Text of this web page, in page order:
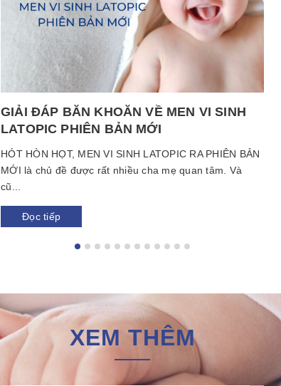
GIẢI ĐÁP BĂN KHOĂN VỀ MEN VI SINH
LATOPIC PHIÊN BẢN MỚI
HÓT HÒN HỌT, MEN VI SINH LATOPIC RA PHIÊN BẢN
MỚI là chủ đề được rất nhiều cha mẹ quan tâm. Và
cũ...
Đọc tiếp
XEM THÊM